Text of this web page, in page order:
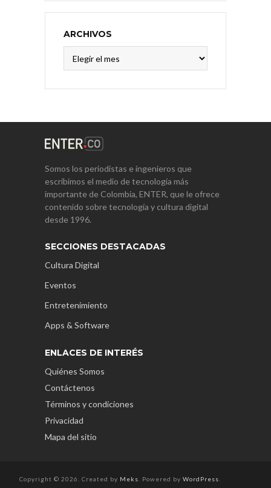
ARCHIVOS
Somos los periodistas e ingenieros que
escribimos el medio de tecnología más
importante de Colombia, ENTER, que le ofrece
contenido sobre tecnología y cultura digital
desde 1996.
SECCIONES DESTACADAS
Cultura Digital
Eventos
Entretenimiento
Apps & Software
ENLACES DE INTERÉS
Quiénes Somos
Contáctenos
Términos y condiciones
Privacidad
Mapa del sitio
Copyright © 2026. Created by Meks . Powered by WordPress